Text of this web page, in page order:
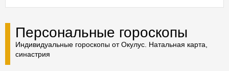
Персональные гороскопы
Индивидуальные гороскопы от Окулус. Натальная карта,
синастрия